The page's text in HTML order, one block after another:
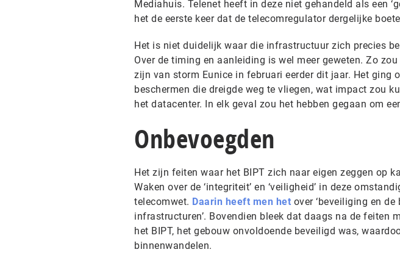
Mediahuis. Telenet heeft in deze niet gehandeld als een
het de eerste keer dat de telecomregulator dergelijke
Het is niet duidelijk waar die infrastructuur zich precies
Over de timing en aanleiding is wel meer geweten. Zo
zijn van storm Eunice in februari eerder dit jaar. Het ging
beschermen die dreigde weg te vliegen, wat impact zou
het datacenter. In elk geval zou het hebben gegaan om
Onbevoegden
Het zijn feiten waar het BIPT zich naar eigen zeggen op
Waken over de ‘integriteit’ en ‘veiligheid’ in deze
telecomwet. Daarin heeft men het over ‘beveiliging en
infrastructuren’. Bovendien bleek dat daags na de feiten
het BIPT, het gebouw onvoldoende beveiligd was,
binnenwandelen.